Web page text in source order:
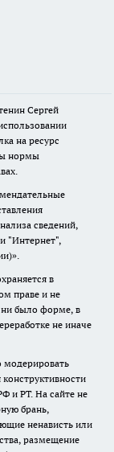
Сергей
на ресурс
нормы
сведений,
"Интернет",
в
праве и не
ни было форме, в
не иначе
модерировать
и РТ. На сайте не
брань,
ненависть или
размещение